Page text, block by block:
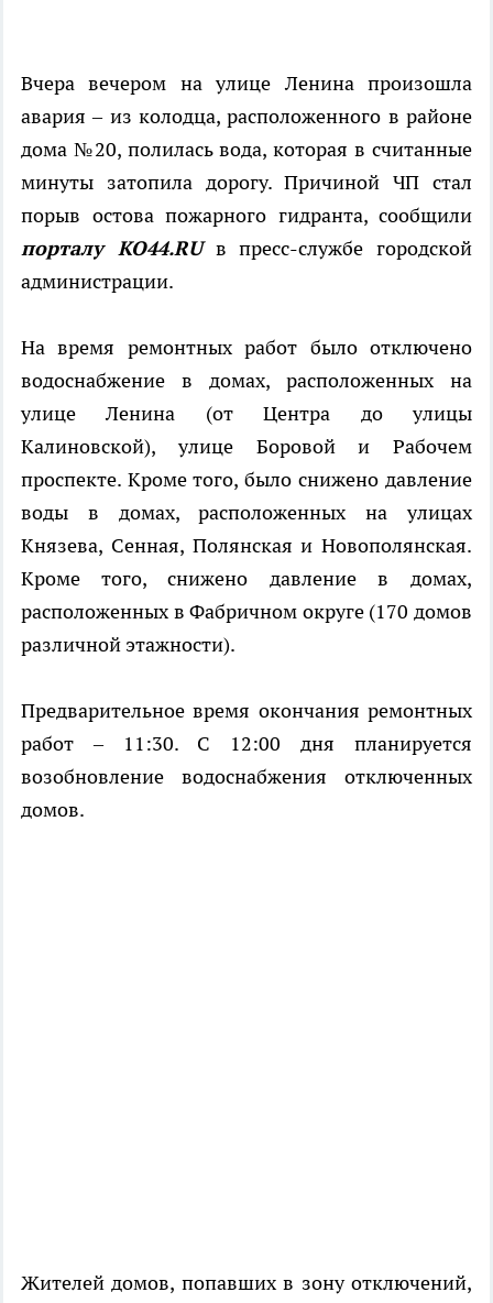
Вчера вечером на улице Ленина произошла
авария – из колодца, расположенного в районе
дома №20, полилась вода, которая в считанные
минуты затопила дорогу. Причиной ЧП стал
порыв остова пожарного гидранта, сообщили
порталу КО44.RUв пресс-службе городской
администрации.
На время ремонтных работ было отключено
водоснабжение в домах, расположенных на
улице Ленина (от Центра до улицы
Калиновской), улице Боровой и Рабочем
проспекте. Кроме того, было снижено давление
воды в домах, расположенных на улицах
Князева, Сенная, Полянская и Новополянская.
Кроме того, снижено давление в домах,
расположенных в Фабричном округе (170 домов
различной этажности).
Предварительное время окончания ремонтных
работ – 11:30. С 12:00 дня планируется
возобновление водоснабжения отключенных
домов.
Жителей домов, попавших в зону отключений,